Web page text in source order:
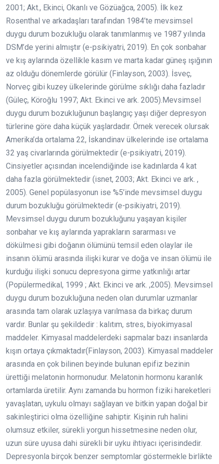
2001; Akt., Ekinci, Okanlı ve Gözüağca, 2005). İlk kez
Rosenthal ve arkadaşları tarafından 1984’te mevsimsel
duygu durum bozukluğu olarak tanımlanmış ve 1987 yılında
DSM’de yerini almıştır (e-psikiyatri, 2019). En çok sonbahar
ve kış aylarında özellikle kasım ve marta kadar güneş ışığının
az olduğu dönemlerde görülür (Finlayson, 2003). İsveç,
Norveç gibi kuzey ülkelerinde görülme sıklığı daha fazladır
(Güleç, Köroğlu 1997; Akt. Ekinci ve ark. 2005).Mevsimsel
duygu durum bozukluğunun başlangıç yaşı diğer depresyon
türlerine göre daha küçük yaşlardadır. Örnek verecek olursak
Amerika’da ortalama 22, İskandinav ülkelerinde ise ortalama
32 yaş civarlarında görülmektedir (e-psikiyatri, 2019).
Cinsiyetler açısından incelendiğinde ise kadınlarda 4 kat
daha fazla görülmektedir (isnet, 2003; Akt. Ekinci ve ark. ,
2005). Genel popülasyonun ise %5’inde mevsimsel duygu
durum bozukluğu görülmektedir (e-psikiyatri, 2019).
Mevsimsel duygu durum bozukluğunu yaşayan kişiler
sonbahar ve kış aylarında yaprakların sararması ve
dökülmesi gibi doğanın ölümünü temsil eden olaylar ile
insanın ölümü arasında ilişki kurar ve doğa ve insan ölümü ile
kurduğu ilişki sonucu depresyona girme yatkınlığı artar
(Popülermedikal, 1999 ; Akt. Ekinci ve ark. ,2005). Mevsimsel
duygu durum bozukluğuna neden olan durumlar uzmanlar
arasında tam olarak uzlaşıya varılmasa da birkaç durum
vardır. Bunlar şu şekildedir : kalıtım, stres, biyokimyasal
maddeler. Kimyasal maddelerdeki sapmalar bazı insanlarda
kışın ortaya çıkmaktadır(Finlayson, 2003). Kimyasal maddeler
arasında en çok bilinen beyinde bulunan epifiz bezinin
ürettiği melatonin hormonudur. Melatonin hormonu karanlık
ortamlarda üretilir. Aynı zamanda bu hormon fiziki hareketleri
yavaşlatan, uykulu olmayı sağlayan ve bitkin yapan doğal bir
sakinleştirici olma özelliğine sahiptir. Kişinin ruh halini
olumsuz etkiler, sürekli yorgun hissetmesine neden olur,
uzun süre uyusa dahi sürekli bir uyku ihtiyacı içerisindedir.
Depresyonla birçok benzer semptomlar göstermekle birlikte